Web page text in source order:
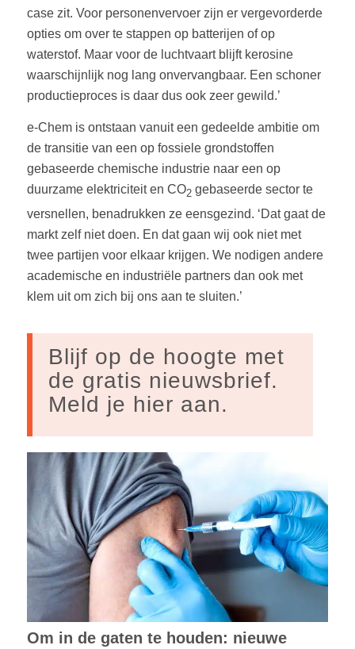
case zit. Voor personenvervoer zijn er vergevorderde
opties om over te stappen op batterijen of op
waterstof. Maar voor de luchtvaart blijft kerosine
waarschijnlijk nog lang onvervangbaar. Een schoner
productieproces is daar dus ook zeer gewild.’
e-Chem is ontstaan vanuit een gedeelde ambitie om
de transitie van een op fossiele grondstoffen
gebaseerde chemische industrie naar een op
duurzame elektriciteit en CO2gebaseerde sector te
versnellen, benadrukken ze eensgezind. ‘Dat gaat de
markt zelf niet doen. En dat gaan wij ook niet met
twee partijen voor elkaar krijgen. We nodigen andere
academische en industriële partners dan ook met
klem uit om zich bij ons aan te sluiten.’
Blijf op de hoogte met
de gratis nieuwsbrief.
Meld je hier aan.
Om in de gaten te houden: nieuwe